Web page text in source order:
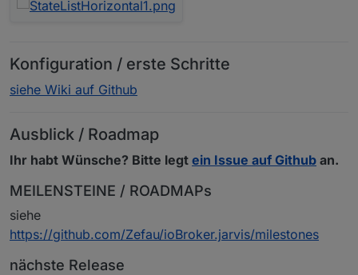
Konfiguration / erste Schritte
siehe Wiki auf Github
Ausblick / Roadmap
Ihr habt Wünsche? Bitte legt ein Issue auf Github an.
MEILENSTEINE / ROADMAPs
siehe
https://github.com/Zefau/ioBroker.jarvis/milestones
nächste Release